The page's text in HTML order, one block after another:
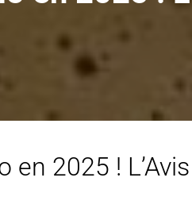
2025 ! L’Avis